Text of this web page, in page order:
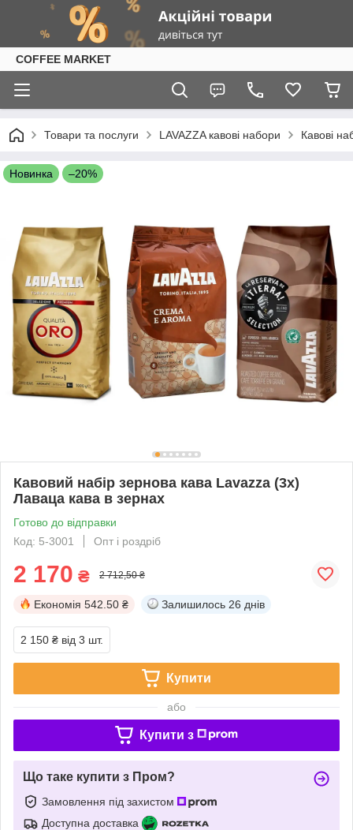
COFFEE MARKET
Товари та послуги LAVAZZA кавові набори Кавові
Новинка –20%
Кавовий набір зернова кава Lavazza (3х)
Лаваца кава в зернах
Готово до відправки
Код: 5-3001
Опт і роздріб
2 170 ₴ 2 712,50 ₴
Економія 542.50 ₴ Залишилось 26 днів
2 150 ₴ від 3 шт.
Купити
або
Купити з
Що таке купити з Пром?
Замовлення під захистом
Доступна доставка